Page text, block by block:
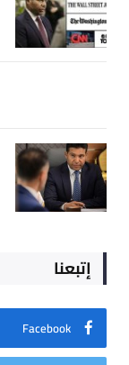
إتبعنا
Facebook